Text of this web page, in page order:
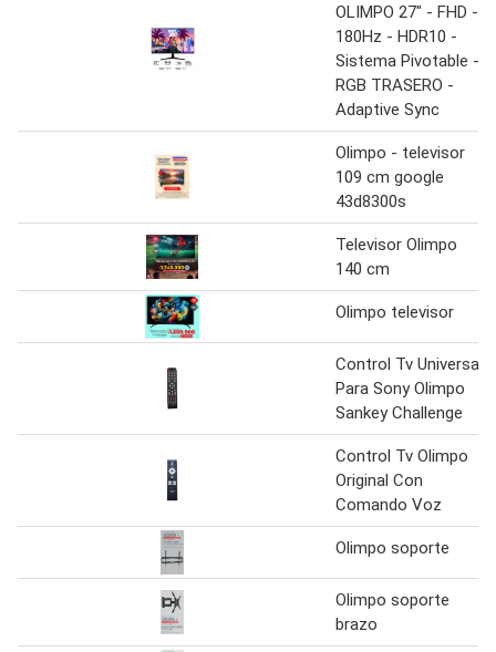
OLIMPO 27" - FHD -
180Hz - HDR10 -
Sistema Pivotable -
RGB TRASERO -
Adaptive Sync
Olimpo - televisor
109 cm google
43d8300s
Televisor Olimpo
140 cm
Olimpo televisor
Control Tv Universal
Para Sony Olimpo
Sankey Challenge
Control Tv Olimpo
Original Con
Comando Voz
Olimpo soporte
Olimpo soporte
brazo